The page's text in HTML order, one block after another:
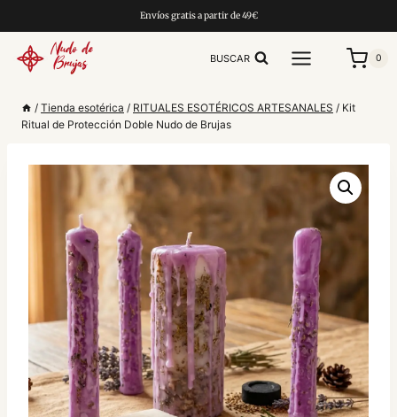
al
contenido
Envíos gratis a partir de 49€
BUSCAR 0
/ Tienda esotérica / RITUALES ESOTÉRICOS ARTESANALES / Kit
Ritual de Protección Doble Nudo de Brujas